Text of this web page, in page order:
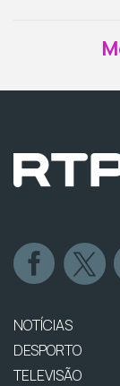
NOTÍCIAS
DESPORTO
TELEVISÃO